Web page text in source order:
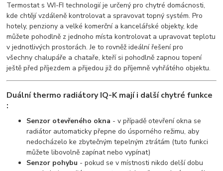
Termostat s WI-FI technologií je určený pro chytré domácnosti,
kde chtějí vzdáleně kontrolovat a spravovat topný systém. Pro
hotely, penziony a velké komerční a kancelářské objekty, kde
můžete pohodlně z jednoho místa kontrolovat a upravovat teplotu
v jednotlivých prostorách. Je to rovněž ideální řešení pro
všechny chalupáře a chataře, kteří si pohodlně zapnou topení
ještě před příjezdem a přijedou již do příjemně vyhřátého objektu.
Duální thermo radiátory IQ-K mají i další chytré funkce
:
Senzor otevřeného okna - v případě otevření okna se
radiátor automaticky přepne do úsporného režimu, aby
nedocházelo ke zbytečným tepelným ztrátám (tuto funkci
můžete libovolně zapínat nebo vypínat)
Senzor pohybu - pokud se v místnosti nikdo delší dobu